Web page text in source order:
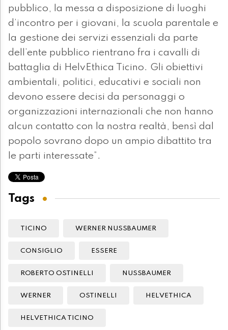
pubblico, la messa a disposizione di luoghi
d’incontro per i giovani, la scuola parentale e
la gestione dei servizi essenziali da parte
dell’ente pubblico rientrano fra i cavalli di
battaglia di HelvEthica Ticino. Gli obiettivi
ambientali, politici, educativi e sociali non
devono essere decisi da personaggi o
organizzazioni internazionali che non hanno
alcun contatto con la nostra realtà, bensì dal
popolo sovrano dopo un ampio dibattito tra
le parti interessate”.
Tags
TICINO WERNER NUSSBAUMER
CONSIGLIO ESSERE
ROBERTO OSTINELLI NUSSBAUMER
WERNER OSTINELLI HELVETHICA
HELVETHICA TICINO